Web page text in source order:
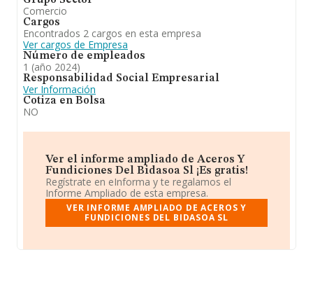
Comercio
Cargos
Encontrados 2 cargos en esta empresa
Ver cargos de Empresa
Número de empleados
1 (año 2024)
Responsabilidad Social Empresarial
Ver Información
Cotiza en Bolsa
NO
Ver el informe ampliado de Aceros Y
Fundiciones Del Bidasoa Sl ¡Es gratis!
Regístrate en eInforma y te regalamos el
Informe Ampliado de esta empresa.
VER INFORME AMPLIADO DE ACEROS Y
FUNDICIONES DEL BIDASOA SL